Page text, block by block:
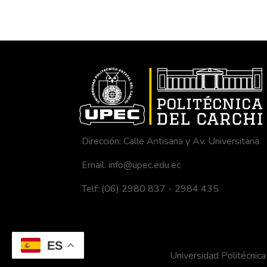
ES
Dirección: Calle Antisana y Av. Universitaria
Email: info@upec.edu.ec
Telf: (06) 2980 837 - 2984 435
Universidad